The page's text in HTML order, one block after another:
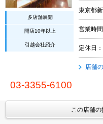
多店舗展開
開店10年以上
引越会社紹介
東京都
営業時
定休日
店舗
03-3355-6100
この店舗